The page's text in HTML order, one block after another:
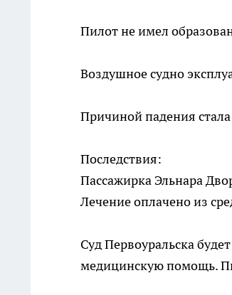
Пилот не имел
Воздушное судно
Причиной падения
Последствия:
Пассажирка Эльнара
Лечение оплачено из
Суд Первоуральска
медицинскую помощь.